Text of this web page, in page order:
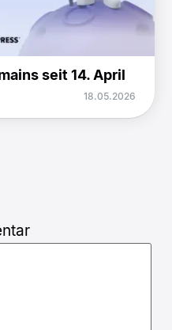
seit 14. April
18.05.2026